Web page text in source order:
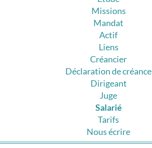
Missions
Mandat
Actif
Liens
Créancier
Déclaration de créance
Dirigeant
Juge
Salarié
Tarifs
Nous écrire